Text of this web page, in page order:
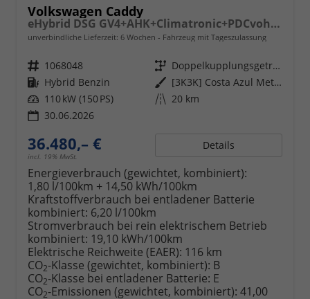
Volkswagen Caddy
eHybrid DSG GV4+AHK+Climatronic+PDCvohi+Cam+Regensens.+AppConnect
unverbindliche Lieferzeit: 6 Wochen Fahrzeug mit Tageszulassung
Fahrzeugnr. 1068048 Getriebe
Doppelkupplungsgetriebe (DSG)
Kraftstoff Hybrid Benzin Außenfarbe
[3K3K] Costa Azul Metallic
Leistung 110 kW (150 PS) Kilometerstand 20 km
30.06.2026
36.480,– €
incl. 19% MwSt.
Details
Energieverbrauch (gewichtet, kombiniert):
1,80 l/100km + 14,50 kWh/100km
Kraftstoffverbrauch bei entladener Batterie
kombiniert: 6,20 l/100km
Stromverbrauch bei rein elektrischem Betrieb
kombiniert: 19,10 kWh/100km
Elektrische Reichweite (EAER): 116 km
CO2-Klasse (gewichtet, kombiniert): B
CO2-Klasse bei entladener Batterie: E
CO2-Emissionen (gewichtet, kombiniert): 41,00